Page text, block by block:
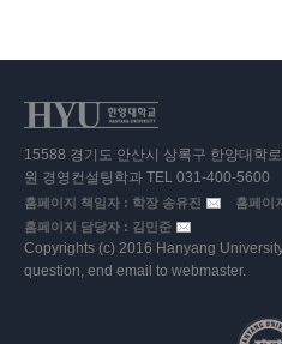
15588 경기도 안산시 상록구 한양대학
원 경영컨설팅학과 TEL 031-400-5600
홈페이지 책임자 : 학장 송유진
홈페이
홈페이지 담당자 : 김민준
Copyrights (c) 2016 Hanyang
question, end email to webmaster.